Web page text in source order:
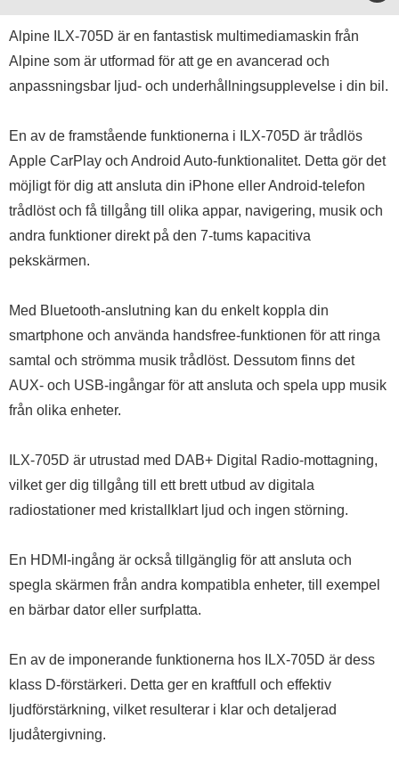
Alpine ILX-705D är en fantastisk multimediamaskin från
Alpine som är utformad för att ge en avancerad och
anpassningsbar ljud- och underhållningsupplevelse i din bil.
En av de framstående funktionerna i ILX-705D är trådlös
Apple CarPlay och Android Auto-funktionalitet. Detta gör det
möjligt för dig att ansluta din iPhone eller Android-telefon
trådlöst och få tillgång till olika appar, navigering, musik och
andra funktioner direkt på den 7-tums kapacitiva
pekskärmen.
Med Bluetooth-anslutning kan du enkelt koppla din
smartphone och använda handsfree-funktionen för att ringa
samtal och strömma musik trådlöst. Dessutom finns det
AUX- och USB-ingångar för att ansluta och spela upp musik
från olika enheter.
ILX-705D är utrustad med DAB+ Digital Radio-mottagning,
vilket ger dig tillgång till ett brett utbud av digitala
radiostationer med kristallklart ljud och ingen störning.
En HDMI-ingång är också tillgänglig för att ansluta och
spegla skärmen från andra kompatibla enheter, till exempel
en bärbar dator eller surfplatta.
En av de imponerande funktionerna hos ILX-705D är dess
klass D-förstärkeri. Detta ger en kraftfull och effektiv
ljudförstärkning, vilket resulterar i klar och detaljerad
ljudåtergivning.